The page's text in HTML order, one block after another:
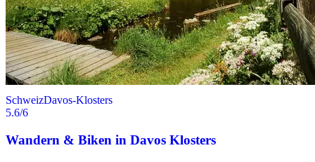
SchweizDavos-Klosters
5.6/6
Wandern & Biken in Davos Klosters